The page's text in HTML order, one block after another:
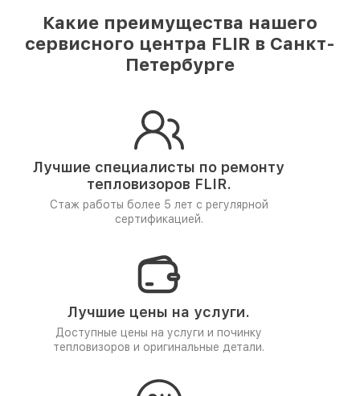
Какие преимущества нашего
сервисного центра FLIR в Санкт-
Петербурге
Лучшие специалисты по ремонту
тепловизоров FLIR.
Стаж работы более 5 лет с регулярной
сертификацией.
Лучшие цены на услуги.
Доступные цены на услуги и починку
тепловизоров и оригинальные детали.